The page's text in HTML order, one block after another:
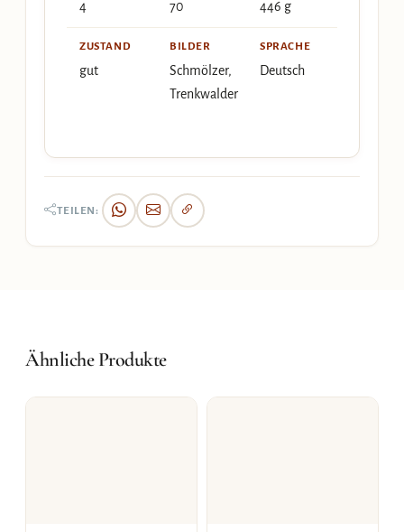
4 70 446 g
ZUSTAND
gut
BILDER
Schmölzer,
Trenkwalder
SPRACHE
Deutsch
TEILEN:
Ähnliche Produkte